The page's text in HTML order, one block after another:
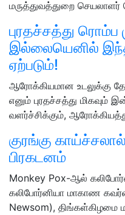
மருத்துவத்துறை செயலாளர்
புரதச்சத்து ரொம்ப
இல்லையெனில்
ஏற்படும்!
ஆரோக்கியமான உடலுக்கு
எனும் புரதச்சத்து மிகவும்
வளர்ச்சிக்கும்,
குரங்கு
பிரகடனம்
Monkey Pox-ஆல்
கலிபோர்னியா மாகாண
Newsom), திங்கள்கிழமை